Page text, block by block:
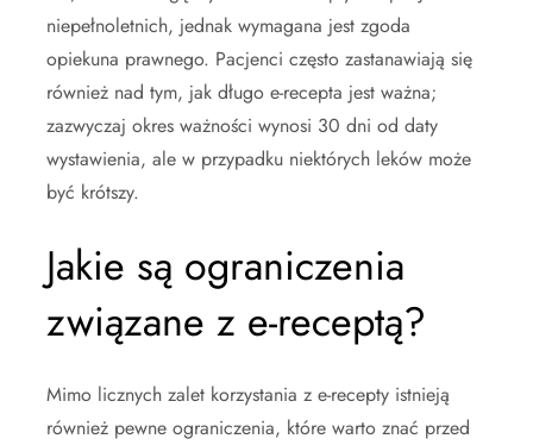
niepełnoletnich, jednak wymagana jest zgoda
opiekuna prawnego. Pacjenci często zastanawiają się
również nad tym, jak długo e-recepta jest ważna;
zazwyczaj okres ważności wynosi 30 dni od daty
wystawienia, ale w przypadku niektórych leków może
być krótszy.
Jakie są ograniczenia
związane z e-receptą?
Mimo licznych zalet korzystania z e-recepty istnieją
również pewne ograniczenia, które warto znać przed